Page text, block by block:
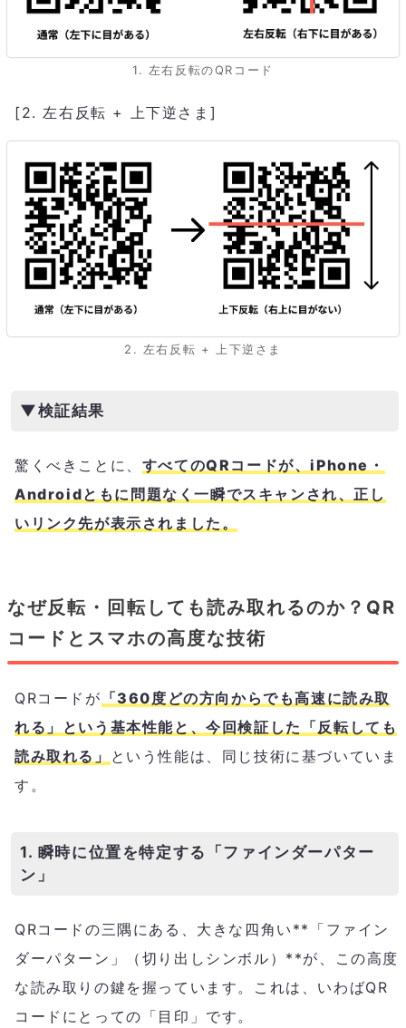
1. 左右反転のQRコード
[2. 左右反転 + 上下逆さま]
2. 左右反転 + 上下逆さま
▼検証結果
驚くべきことに、 すべてのQRコードが、iPhone・
Androidともに問題なく一瞬でスキャンされ、正し
いリンク先が表示されました。
なぜ反転・回転しても読み取れるのか？QR
コードとスマホの高度な技術
QRコードが 「360度どの方向からでも高速に読み取
れる」という基本性能と、今回検証した「反転しても
読み取れる」
という性能は、同じ技術に基づいていま
す。
1. 瞬時に位置を特定する「ファインダーパター
ン」
QRコードの三隅にある、大きな四角い**「ファイン
ダーパターン」（切り出しシンボル）**が、この高度
な読み取りの鍵を握っています。これは、いわばQR
コードにとっての「目印」です。